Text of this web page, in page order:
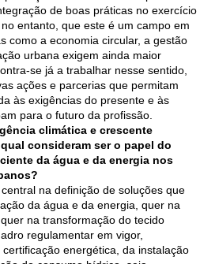
de boas práticas no exercício
entanto, que este é um campo em
como a economia circular, a gestão
urbana exigem ainda maior
se já a trabalhar nesse sentido,
ações e parcerias que permitam
às exigências do presente e às
para o futuro da profissão.
climática e crescente
consideram ser o papel do
da água e da energia nos
na definição de soluções que
da água e da energia, quer na
na transformação do tecido
regulamentar em vigor,
energética, da instalação